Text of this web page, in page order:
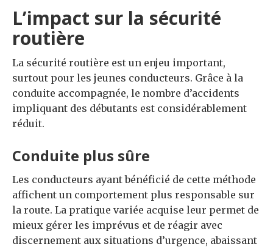
L’impact sur la sécurité
routière
La sécurité routière est un enjeu important,
surtout pour les jeunes conducteurs. Grâce à la
conduite accompagnée, le nombre d’accidents
impliquant des débutants est considérablement
réduit.
Conduite plus sûre
Les conducteurs ayant bénéficié de cette méthode
affichent un comportement plus responsable sur
la route. La pratique variée acquise leur permet de
mieux gérer les imprévus et de réagir avec
discernement aux situations d’urgence, abaissant